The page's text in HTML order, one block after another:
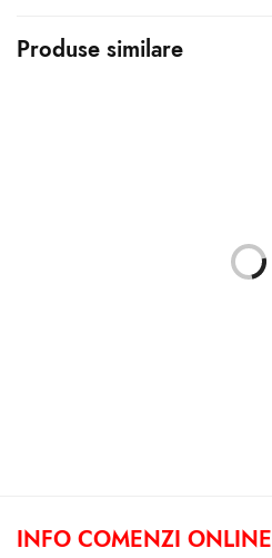
Produse similare
INFO COMENZI ONLINE